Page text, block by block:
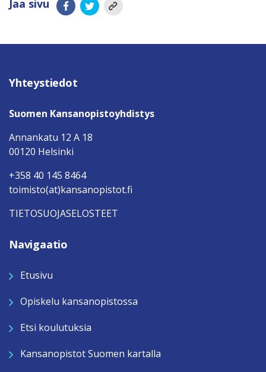
Jaa sivu
Yhteystiedot
Suomen Kansanopistoyhdistys
Annankatu 12 A 18
00120 Helsinki
+358 40 145 8464
toimisto(at)kansanopistot.fi
TIETOSUOJASELOSTEET
Navigaatio
Etusivu
Opiskelu kansanopistossa
Etsi koulutuksia
Kansanopistot Suomen kartalla